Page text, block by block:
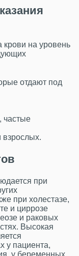
крови на уровень
отдают под
частые
взрослых.
при
при холестазе,
и циррозе
и раковых
Высокая
у пациента,
у беременных